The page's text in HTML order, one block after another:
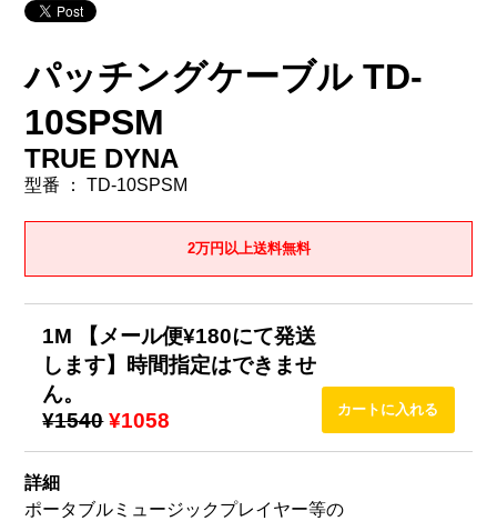
パッチングケーブル TD-
10SPSM
TRUE DYNA
型番 ： TD-10SPSM
2万円以上送料無料
1M 【メール便¥180にて発送
します】時間指定はできませ
ん。
¥1540 ¥1058
詳細
ポータブルミュージックプレイヤー等の